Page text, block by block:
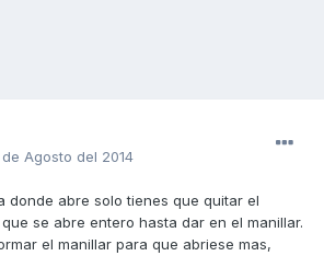
Agosto del 2014
donde abre solo tienes que quitar el
se abre entero hasta dar en el manillar.
el manillar para que abriese mas,